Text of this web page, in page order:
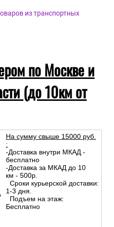
из транспортных
по Москве и
(до 10км от
На сумму свыше 15000 руб.
:
-Доставка внутри МКАД -
бесплатно
-Доставка за МКАД до 10
км - 500р.
Сроки курьерской доставки:
1-3 дня.
Подъем на этаж:
Бесплатно